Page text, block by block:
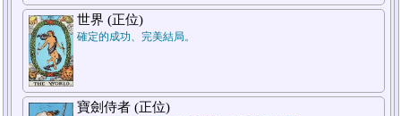
世界 (正位)
確定的成功、完美結局。
寶劍侍者 (正位)